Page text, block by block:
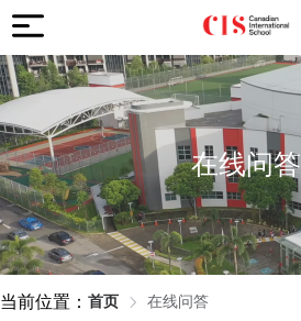
在线问答
当前位置： 首页 在线问答